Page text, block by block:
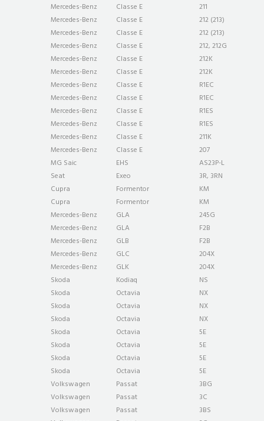
Mercedes-Benz Classe E
211
Mercedes-Benz
Classe E
212 (213)
Mercedes-Benz
Classe E
212 (213)
Mercedes-Benz
Classe E
212, 212G
Mercedes-Benz
Classe E
212K
Mercedes-Benz
Classe E
212K
Mercedes-Benz
Classe E
R1EC
Mercedes-Benz
Classe E
R1EC
Mercedes-Benz
Classe E
R1ES
Mercedes-Benz
Classe E
R1ES
Mercedes-Benz
Classe E
211K
Mercedes-Benz
Classe E
207
MG Saic
EHS
AS23P-L
Seat
Exeo
3R, 3RN
Cupra
Formentor
KM
Cupra
Formentor
KM
Mercedes-Benz
GLA
245G
Mercedes-Benz
GLA
F2B
Mercedes-Benz
GLB
F2B
Mercedes-Benz
GLC
204X
Mercedes-Benz
GLK
204X
Skoda
Kodiaq
NS
Skoda
Octavia
NX
Skoda
Octavia
NX
Skoda
Octavia
NX
Skoda
Octavia
5E
Skoda
Octavia
5E
Skoda
Octavia
5E
Skoda
Octavia
5E
Volkswagen
Passat
3BG
Volkswagen
Passat
3C
Volkswagen
Passat
3BS